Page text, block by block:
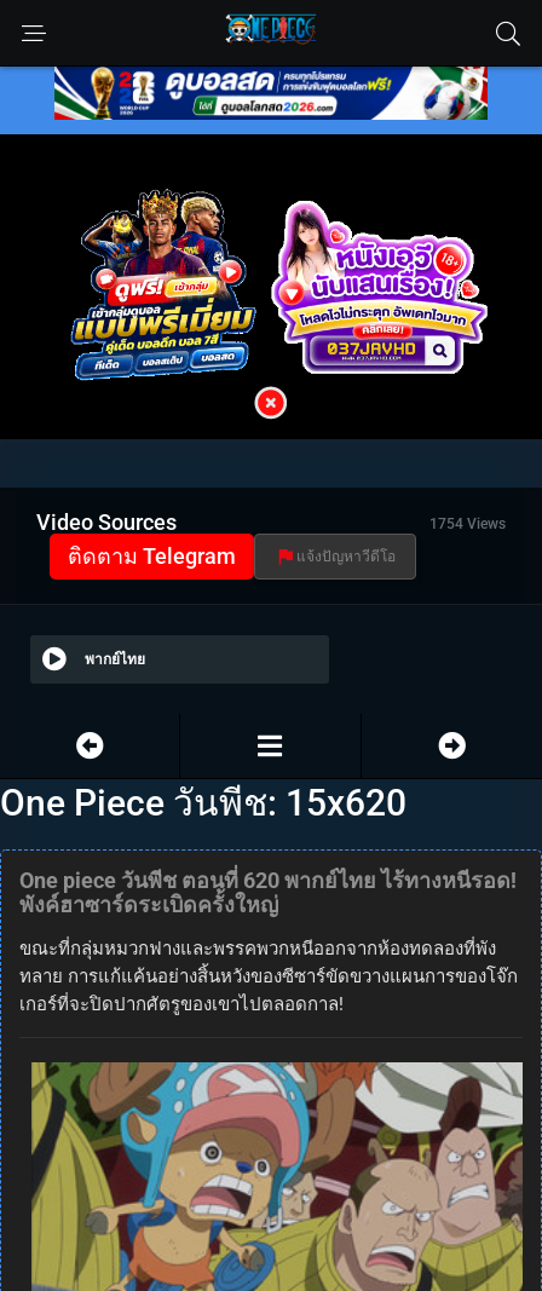
Video Sources 1754 Views
ติดตาม Telegram แจ้งปัญหาวีดีโอ
พากย์ไทย
One Piece วันพีช: 15x620
One piece วันพีช ตอนที่ 620 พากย์ไทย ไร้ทางหนีรอด!
พังค์ฮาซาร์ดระเบิดครั้งใหญ่
ขณะที่กลุ่มหมวกฟางและพรรคพวกหนีออกจากห้องทดลองที่พัง
ทลาย การแก้แค้นอย่างสิ้นหวังของซีซาร์ขัดขวางแผนการของโจ๊ก
เกอร์ที่จะปิดปากศัตรูของเขาไปตลอดกาล!